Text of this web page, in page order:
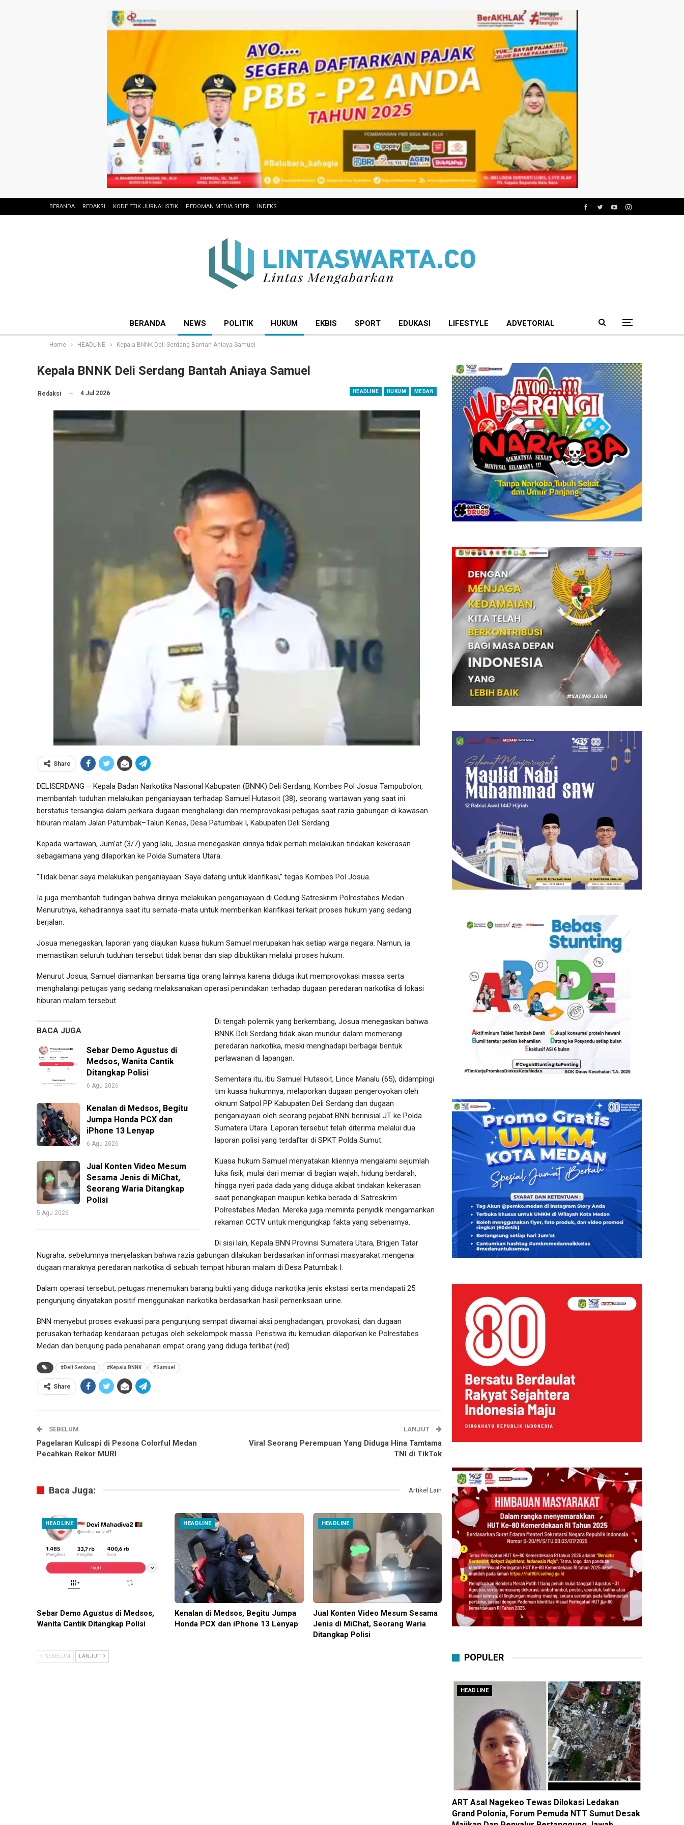
BERANDA REDAKSI KODE ETIK JURNALISTIK PEDOMAN MEDIA SIBER INDEKS
BERANDA NEWS POLITIK HUKUM EKBIS SPORT EDUKASI LIFESTYLE ADVETORIAL
Home HEADLINE Kepala BNNK Deli Serdang Bantah Aniaya Samuel
Kepala BNNK Deli Serdang Bantah Aniaya Samuel
HEADLINE HUKUM MEDAN
Redaksi 4 Jul 2026
Share
DELISERDANG – Kepala Badan Narkotika Nasional Kabupaten (BNNK) Deli Serdang, Kombes Pol Josua Tampubolon,
membantah tuduhan melakukan penganiayaan terhadap Samuel Hutasoit (38), seorang wartawan yang saat ini
berstatus tersangka dalam perkara dugaan menghalangi dan memprovokasi petugas saat razia gabungan di kawasan
hiburan malam Jalan Patumbak–Talun Kenas, Desa Patumbak I, Kabupaten Deli Serdang.
Kepada wartawan, Jum’at (3/7) yang lalu, Josua menegaskan dirinya tidak pernah melakukan tindakan kekerasan
sebagaimana yang dilaporkan ke Polda Sumatera Utara.
“Tidak benar saya melakukan penganiayaan. Saya datang untuk klarifikasi,” tegas Kombes Pol Josua.
Ia juga membantah tudingan bahwa dirinya melakukan penganiayaan di Gedung Satreskrim Polrestabes Medan.
Menurutnya, kehadirannya saat itu semata-mata untuk memberikan klarifikasi terkait proses hukum yang sedang
berjalan.
Josua menegaskan, laporan yang diajukan kuasa hukum Samuel merupakan hak setiap warga negara. Namun, ia
memastikan seluruh tuduhan tersebut tidak benar dan siap dibuktikan melalui proses hukum.
Menurut Josua, Samuel diamankan bersama tiga orang lainnya karena diduga ikut memprovokasi massa serta
menghalangi petugas yang sedang melaksanakan operasi penindakan terhadap dugaan peredaran narkotika di lokasi
hiburan malam tersebut.
BACA JUGA
Sebar Demo Agustus di
Medsos, Wanita Cantik
Ditangkap Polisi
6 Agu 2026
Kenalan di Medsos, Begitu
Jumpa Honda PCX dan
iPhone 13 Lenyap
6 Agu 2026
Jual Konten Video Mesum
Sesama Jenis di MiChat,
Seorang Waria Ditangkap
Polisi
5 Agu 2026
Di tengah polemik yang berkembang, Josua menegaskan bahwa
BNNK Deli Serdang tidak akan mundur dalam memerangi
peredaran narkotika, meski menghadapi berbagai bentuk
perlawanan di lapangan.
Sementara itu, ibu Samuel Hutasoit, Lince Manalu (65), didampingi
tim kuasa hukumnya, melaporkan dugaan pengeroyokan oleh
oknum Satpol PP Kabupaten Deli Serdang dan dugaan
penganiayaan oleh seorang pejabat BNN berinisial JT ke Polda
Sumatera Utara. Laporan tersebut telah diterima melalui dua
laporan polisi yang terdaftar di SPKT Polda Sumut.
Kuasa hukum Samuel menyatakan kliennya mengalami sejumlah
luka fisik, mulai dari memar di bagian wajah, hidung berdarah,
hingga nyeri pada dada yang diduga akibat tindakan kekerasan
saat penangkapan maupun ketika berada di Satreskrim
Polrestabes Medan. Mereka juga meminta penyidik mengamankan
rekaman CCTV untuk mengungkap fakta yang sebenarnya.
Di sisi lain, Kepala BNN Provinsi Sumatera Utara, Brigjen Tatar
Nugraha, sebelumnya menjelaskan bahwa razia gabungan dilakukan berdasarkan informasi masyarakat mengenai
dugaan maraknya peredaran narkotika di sebuah tempat hiburan malam di Desa Patumbak I.
Dalam operasi tersebut, petugas menemukan barang bukti yang diduga narkotika jenis ekstasi serta mendapati 25
pengunjung dinyatakan positif menggunakan narkotika berdasarkan hasil pemeriksaan urine.
BNN menyebut proses evakuasi para pengunjung sempat diwarnai aksi penghadangan, provokasi, dan dugaan
perusakan terhadap kendaraan petugas oleh sekelompok massa. Peristiwa itu kemudian dilaporkan ke Polrestabes
Medan dan berujung pada penahanan empat orang yang diduga terlibat.(red)
#Deli Serdang #Kepala BNNK #Samuel
Share
SEBELUM
Pagelaran Kulcapi di Pesona Colorful Medan
Pecahkan Rekor MURI
LANJUT
Viral Seorang Perempuan Yang Diduga Hina Tamtama
TNI di TikTok
Baca Juga: Artikel Lain
HEADLINE
Sebar Demo Agustus di Medsos,
Wanita Cantik Ditangkap Polisi
HEADLINE
Kenalan di Medsos, Begitu Jumpa
Honda PCX dan iPhone 13 Lenyap
HEADLINE
Jual Konten Video Mesum Sesama
Jenis di MiChat, Seorang Waria
Ditangkap Polisi
SEBELUM LANJUT POPULER
HEADLINE
ART Asal Nagekeo Tewas Dilokasi Ledakan
Grand Polonia, Forum Pemuda NTT Sumut Desak